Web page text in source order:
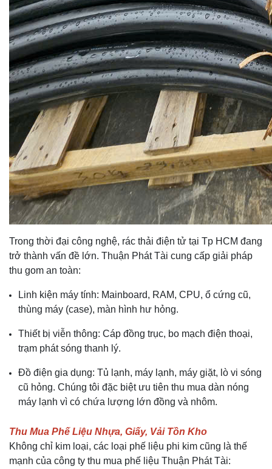
Trong thời đại công nghệ, rác thải điện tử tại Tp HCM đang
trở thành vấn đề lớn. Thuận Phát Tài cung cấp giải pháp
thu gom an toàn:
Linh kiện máy tính: Mainboard, RAM, CPU, ổ cứng cũ,
thùng máy (case), màn hình hư hỏng.
Thiết bị viễn thông: Cáp đồng trục, bo mạch điện thoại,
trạm phát sóng thanh lý.
Đồ điện gia dụng: Tủ lạnh, máy lạnh, máy giặt, lò vi sóng
cũ hỏng. Chúng tôi đặc biệt ưu tiên thu mua dàn nóng
máy lạnh vì có chứa lượng lớn đồng và nhôm.
Thu Mua Phế Liệu Nhựa, Giấy, Vải Tồn Kho
Không chỉ kim loại, các loại phế liệu phi kim cũng là thế
mạnh của công ty thu mua phế liệu Thuận Phát Tài: